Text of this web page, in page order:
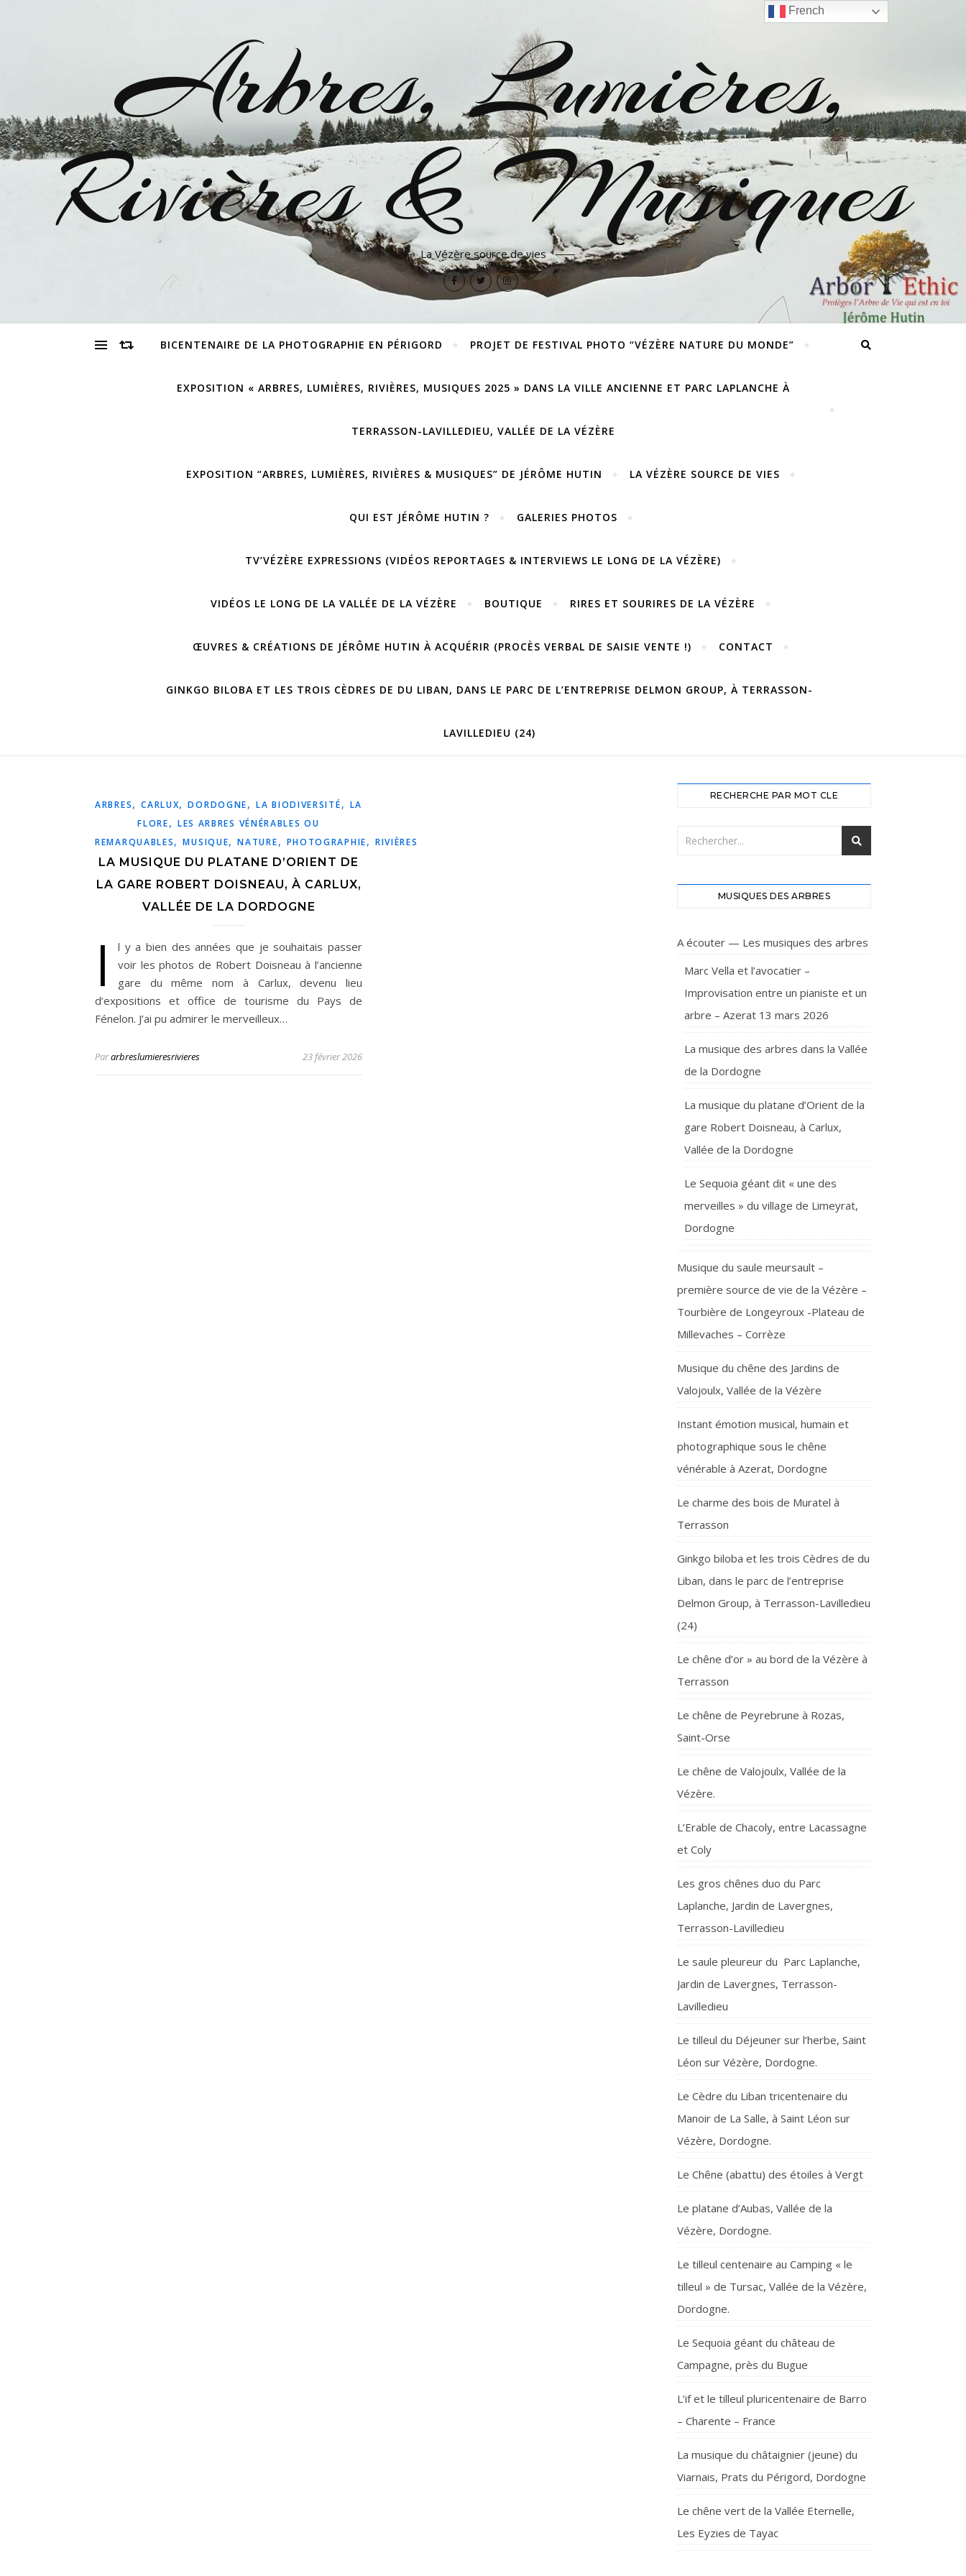
Arbres, Lumières,
Rivières & Musiques
La Vézère source de vies
BICENTENAIRE DE LA PHOTOGRAPHIE EN PÉRIGORD PROJET DE FESTIVAL PHOTO “VÉZÈRE NATURE DU MONDE”
EXPOSITION « ARBRES, LUMIÈRES, RIVIÈRES, MUSIQUES 2025 » DANS LA VILLE ANCIENNE ET PARC LAPLANCHE À
TERRASSON-LAVILLEDIEU, VALLÉE DE LA VÉZÈRE
EXPOSITION “ARBRES, LUMIÈRES, RIVIÈRES & MUSIQUES” DE JÉRÔME HUTIN LA VÉZÈRE SOURCE DE VIES
QUI EST JÉRÔME HUTIN ? GALERIES PHOTOS
TV’VÉZÈRE EXPRESSIONS (VIDÉOS REPORTAGES & INTERVIEWS LE LONG DE LA VÉZÈRE)
VIDÉOS LE LONG DE LA VALLÉE DE LA VÉZÈRE BOUTIQUE RIRES ET SOURIRES DE LA VÉZÈRE
ŒUVRES & CRÉATIONS DE JÉRÔME HUTIN À ACQUÉRIR (PROCÈS VERBAL DE SAISIE VENTE !) CONTACT
GINKGO BILOBA ET LES TROIS CÈDRES DE DU LIBAN, DANS LE PARC DE L’ENTREPRISE DELMON GROUP, À TERRASSON-
LAVILLEDIEU (24)
ARBRES,CARLUX,DORDOGNE,LA BIODIVERSITÉ, LA
FLORE, LES ARBRES VÉNÉRABLES OU
REMARQUABLES,MUSIQUE,NATURE, PHOTOGRAPHIE, RIVIÈRES
LA MUSIQUE DU PLATANE D’ORIENT DE
LA GARE ROBERT DOISNEAU, À CARLUX,
VALLÉE DE LA DORDOGNE
I
l y a bien des années que je souhaitais passer
voir les photos de Robert Doisneau à l’ancienne
gare du même nom à Carlux, devenu lieu
d’expositions et office de tourisme du Pays de
Fénelon. J’ai pu admirer le merveilleux…
Pararbreslumieresrivieres 23 février 2026
RECHERCHE PAR MOT CLE
MUSIQUES DES ARBRES
A écouter — Les musiques des arbres
Marc Vella et l’avocatier –
Improvisation entre un pianiste et un
arbre – Azerat 13 mars 2026
La musique des arbres dans la Vallée
de la Dordogne
La musique du platane d’Orient de la
gare Robert Doisneau, à Carlux,
Vallée de la Dordogne
Le Sequoia géant dit « une des
merveilles » du village de Limeyrat,
Dordogne
Musique du saule meursault –
première source de vie de la Vézère –
Tourbière de Longeyroux -Plateau de
Millevaches – Corrèze
Musique du chêne des Jardins de
Valojoulx, Vallée de la Vézère
Instant émotion musical, humain et
photographique sous le chêne
vénérable à Azerat, Dordogne
Le charme des bois de Muratel à
Terrasson
Ginkgo biloba et les trois Cèdres de du
Liban, dans le parc de l’entreprise
Delmon Group, à Terrasson-Lavilledieu
(24)
Le chêne d’or » au bord de la Vézère à
Terrasson
Le chêne de Peyrebrune à Rozas,
Saint-Orse
Le chêne de Valojoulx, Vallée de la
Vézère.
L’Erable de Chacoly, entre Lacassagne
et Coly
Les gros chênes duo du Parc
Laplanche, Jardin de Lavergnes,
Terrasson-Lavilledieu
Le saule pleureur du Parc Laplanche,
Jardin de Lavergnes, Terrasson-
Lavilledieu
Le tilleul du Déjeuner sur l’herbe, Saint
Léon sur Vézère, Dordogne.
Le Cèdre du Liban tricentenaire du
Manoir de La Salle, à Saint Léon sur
Vézère, Dordogne.
Le Chêne (abattu) des étoiles à Vergt
Le platane d’Aubas, Vallée de la
Vézère, Dordogne.
Le tilleul centenaire au Camping « le
tilleul » de Tursac, Vallée de la Vézère,
Dordogne.
Le Sequoia géant du château de
Campagne, près du Bugue
L’if et le tilleul pluricentenaire de Barro
– Charente – France
La musique du châtaignier (jeune) du
Viarnais, Prats du Périgord, Dordogne
Le chêne vert de la Vallée Eternelle,
Les Eyzies de Tayac
French